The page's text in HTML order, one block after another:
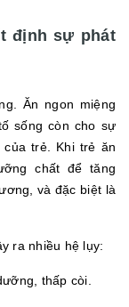
định sự phát
Ăn ngon miệng
sống còn cho sự
trẻ. Khi trẻ ăn
chất để tăng
và đặc biệt là
ra nhiều hệ lụy:
thấp còi.